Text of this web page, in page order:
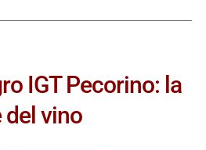
IGT Pecorino: la
vino